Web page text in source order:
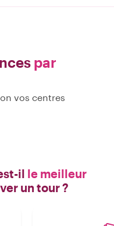
par
vos centres
il le meilleur
un tour ?